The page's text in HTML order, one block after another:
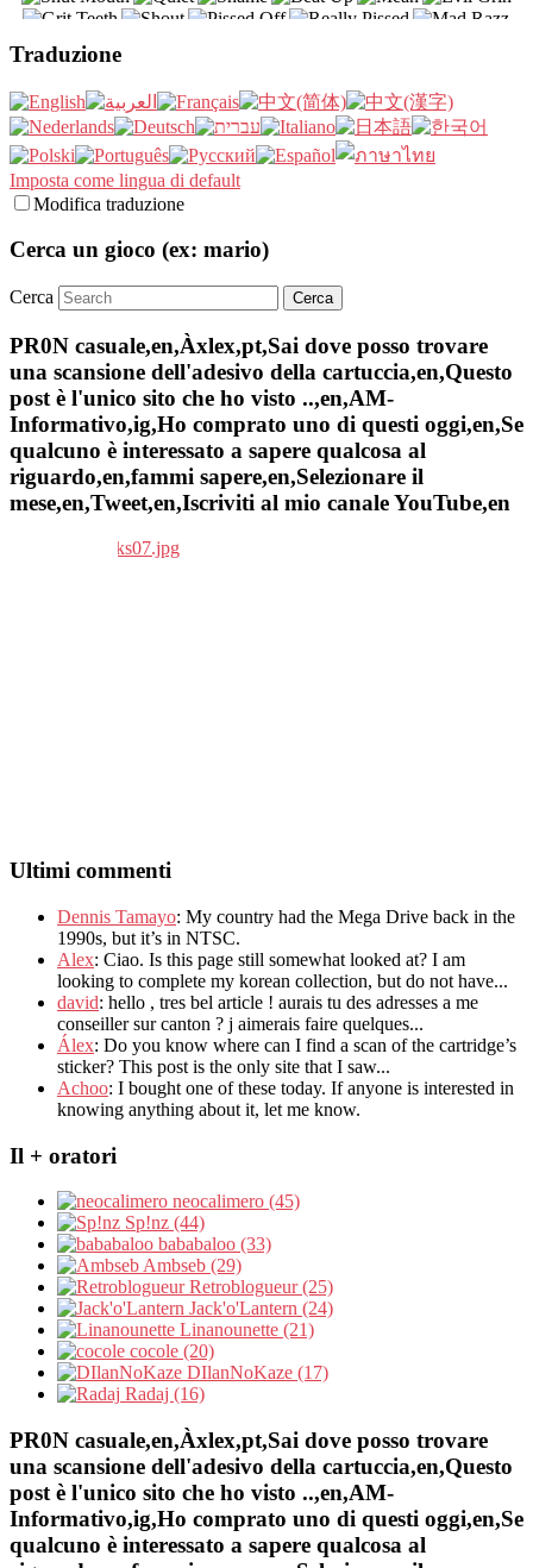
Traduzione
Imposta come lingua di default
Modifica traduzione
Cerca un gioco (ex: mario)
Cerca
PR0N casuale,en,Àxlex,pt,Sai dove posso trovare
una scansione dell'adesivo della cartuccia,en,Questo
post è l'unico sito che ho visto ..,en,AM-
Informativo,ig,Ho comprato uno di questi oggi,en,Se
qualcuno è interessato a sapere qualcosa al
riguardo,en,fammi sapere,en,Selezionare il
mese,en,Tweet,en,Iscriviti al mio canale YouTube,en
Ultimi commenti
Dennis Tamayo: My country had the Mega Drive back in the
1990s, but it’s in NTSC.
Alex: Ciao. Is this page still somewhat looked at? I am
looking to complete my korean collection, but do not have...
david: hello , tres bel article ! aurais tu des adresses a me
conseiller sur canton ? j aimerais faire quelques...
Álex: Do you know where can I find a scan of the cartridge’s
sticker? This post is the only site that I saw...
Achoo: I bought one of these today. If anyone is interested in
knowing anything about it, let me know.
Il + oratori
neocalimero (45)
Sp!nz (44)
bababaloo (33)
Ambseb (29)
Retroblogueur (25)
Jack'o'Lantern (24)
Linanounette (21)
cocole (20)
DIlanNoKaze (17)
Radaj (16)
PR0N casuale,en,Àxlex,pt,Sai dove posso trovare
una scansione dell'adesivo della cartuccia,en,Questo
post è l'unico sito che ho visto ..,en,AM-
Informativo,ig,Ho comprato uno di questi oggi,en,Se
qualcuno è interessato a sapere qualcosa al